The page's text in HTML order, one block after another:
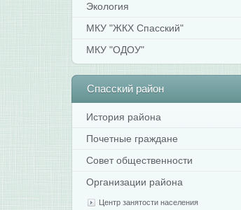
Экология
МКУ "ЖКХ Спасский"
МКУ "ОДОУ"
Спасский район
История района
Почетные граждане
Совет общественности
Организации района
Центр занятости населения